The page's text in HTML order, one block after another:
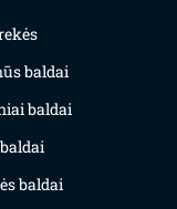
baldai
baldai
baldai